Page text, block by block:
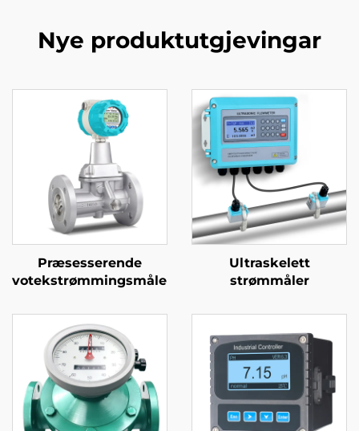
Nye produktutgjevingar
Præsesserende
votekstrømmingsmåler
Ultraskelett
strømmåler